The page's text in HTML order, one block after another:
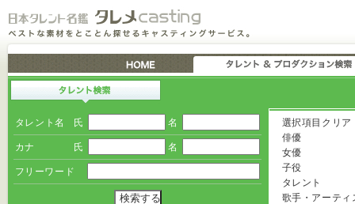
タレント名 氏 名
カナ 氏 名
フリーワード
選択項目クリア
俳優
女優
子役
タレント
歌手・アーティ